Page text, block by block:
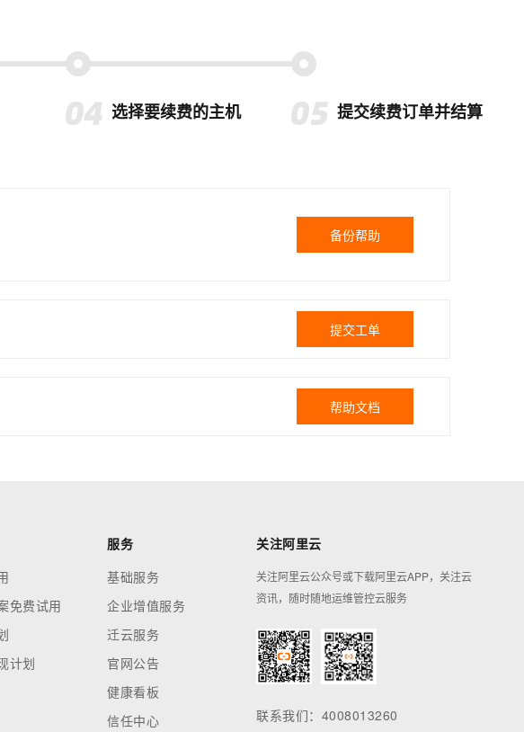
选择要续费的主机 提交续费订单并结算
备份帮助
提交工单
帮助文档